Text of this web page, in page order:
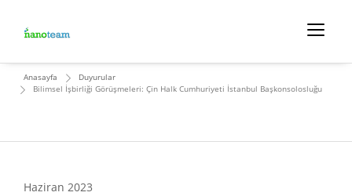
Anasayfa
Duyurular
Bilimsel İşbirliği Görüşmeleri: Çin Halk Cumhuriyeti İstanbul Başkonsolosluğu
Haziran 2023